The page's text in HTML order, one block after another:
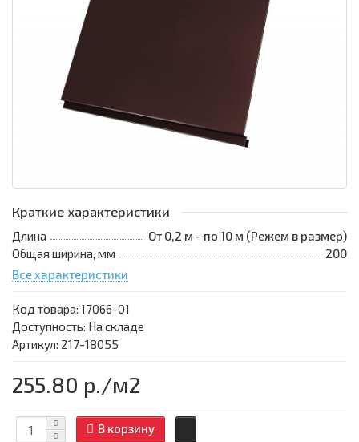
Краткие характеристики
Длина
От 0,2 м - по 10 м (Режем в размер)
Общая ширина, мм
200
Все характеристики
Код товара: 17066-01
Доступность: На складе
Артикул: 217-18055
255.80 р./м2
В корзину